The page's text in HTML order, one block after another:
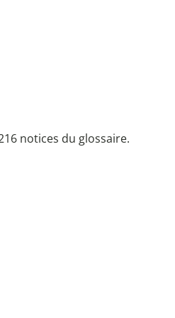
notices du glossaire.